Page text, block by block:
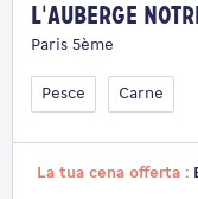
L'Auberge
Paris 5ème
Pesce Carne
La tua cena offerta :